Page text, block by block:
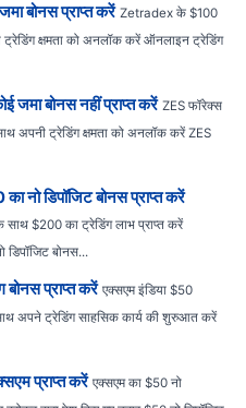
बोनस प्राप्त करें Zetradex के $100
ट्रेडिंग क्षमता को अनलॉक करें ऑनलाइन ट्रेडिंग
जमा बोनस नहीं प्राप्त करें ZES फॉरेक्स
अपनी ट्रेडिंग क्षमता को अनलॉक करें ZES
नो डिपॉजिट बोनस प्राप्त करें
साथ $200 का ट्रेडिंग लाभ प्राप्त करें
बोनस...
प्राप्त करें एक्सएम इंडिया $50
अपने ट्रेडिंग साहसिक कार्य की शुरुआत करें
प्राप्त करें एक्सएम का $50 नो